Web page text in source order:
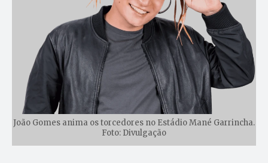
João Gomes anima os torcedores no Estádio Mané Garrincha.
Foto: Divulgação